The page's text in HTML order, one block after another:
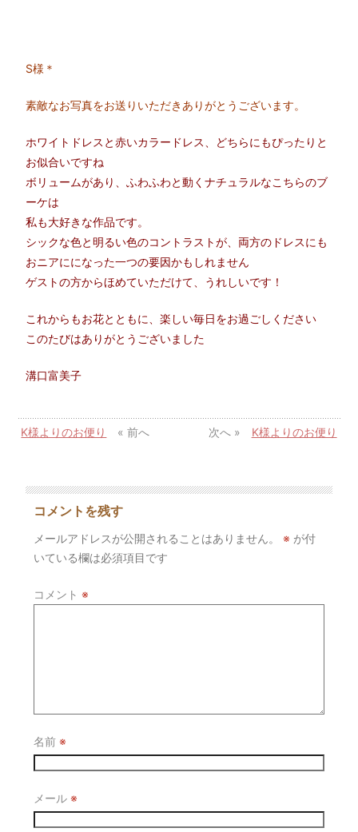
S様＊
素敵なお写真をお送りいただきありがとうございます。
ホワイトドレスと赤いカラードレス、どちらにもぴったりと
お似合いですね
ボリュームがあり、ふわふわと動くナチュラルなこちらのブ
ーケは
私も大好きな作品です。
シックな色と明るい色のコントラストが、両方のドレスにも
おニアにになった一つの要因かもしれません
ゲストの方からほめていただけて、うれしいです！
これからもお花とともに、楽しい毎日をお過ごしください
このたびはありがとうございました
溝口富美子
次へ » K様よりのお便り
K様よりのお便り « 前へ
コメントを残す
メールアドレスが公開されることはありません。 ※ が付
いている欄は必須項目です
コメント※
名前※
メール※